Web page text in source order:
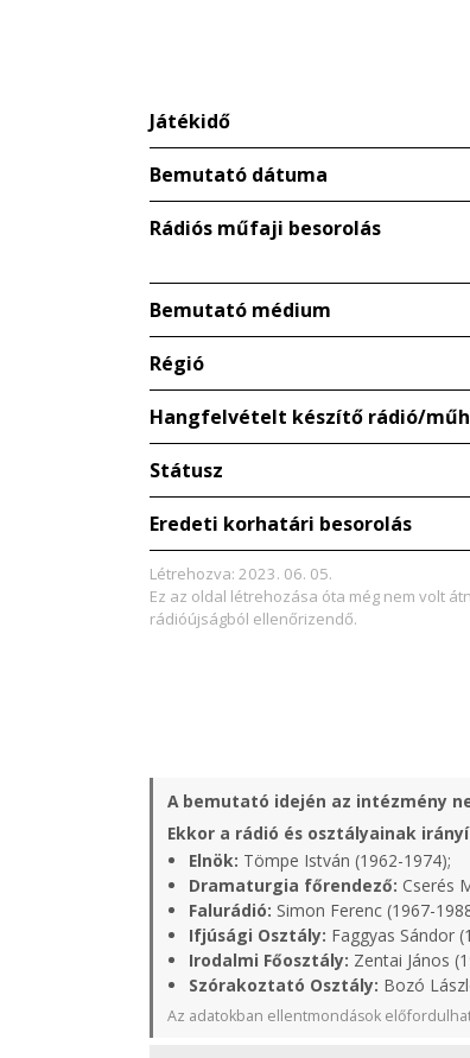
Játékidő
Bemutató dátuma
Rádiós műfaji besorolás
Bemutató médium
Régió
Hangfelvételt készítő rádió/
Státusz
Eredeti korhatári besorolás
Létrehozva: 2023. 06. 05.
Ez az oldal létrehozása óta még nem volt
rádióújságból ellenőrizendő.
A bemutató idején az intézmény
Ekkor a rádió és osztályainak
Elnök: Tömpe István (1962-1974);
Dramaturgia főrendező: Cserés
Falurádió: Simon Ferenc (1967-
Ifjúsági Osztály: Faggyas Sándor
Irodalmi Főosztály: Zentai János
Szórakoztató Osztály: Bozó
Az adatokban ellentmondások